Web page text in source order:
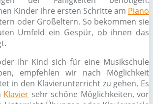
Kinder ihre ersten Schritte am Piano
oder Großeltern. So bekommen sie
Umfeld ein Gespür, ob ihnen das
Ihr Kind sich für eine Musikschule
empfehlen wir nach Möglichkeit
in den Klavierunterricht zu gehen. Es
Klavier sehr schöne Möglichkeiten, vor